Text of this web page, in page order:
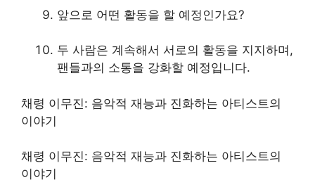
앞으로 어떤 활동을 할 예정인가요?
두 사람은 계속해서 서로의 활동을 지지하며,
팬들과의 소통을 강화할 예정입니다.
채령 이무진: 음악적 재능과 진화하는 아티스트의
이야기
채령 이무진: 음악적 재능과 진화하는 아티스트의
이야기